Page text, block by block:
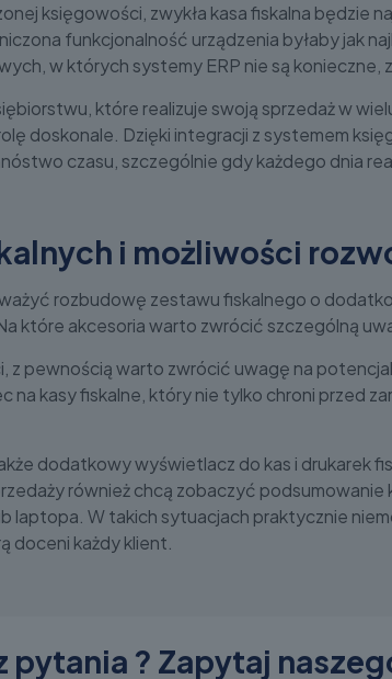
księgowości, zwykła kasa fiskalna będzie
funkcjonalność urządzenia byłaby jak
w których systemy ERP nie są konieczne,
które realizuje swoją sprzedaż w
doskonale. Dzięki integracji z systemem
czasu, szczególnie gdy każdego dnia
i możliwości
rozbudowę zestawu fiskalnego o
które akcesoria warto zwrócić szczególną
z pewnością warto zwrócić uwagę na
kasy fiskalne, który nie tylko chroni przed
dodatkowy wyświetlacz do kas i drukarek
również chcą zobaczyć
laptopa. W takich sytuacjach praktycznie
doceni każdy klient.
pytania ? Zapytaj